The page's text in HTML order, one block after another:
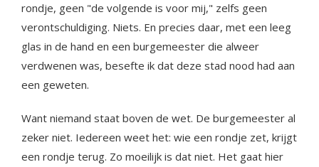
rondje, geen "de volgende is voor mij," zelfs geen
verontschuldiging. Niets. En precies daar, met een leeg
glas in de hand en een burgemeester die alweer
verdwenen was, besefte ik dat deze stad nood had aan
een geweten.
Want niemand staat boven de wet. De burgemeester al
zeker niet. Iedereen weet het: wie een rondje zet, krijgt
een rondje terug. Zo moeilijk is dat niet. Het gaat hier